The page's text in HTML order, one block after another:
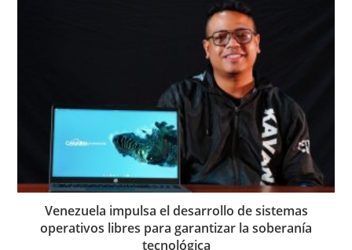
Venezuela impulsa el desarrollo de sistemas
operativos libres para garantizar la soberanía
tecnológica